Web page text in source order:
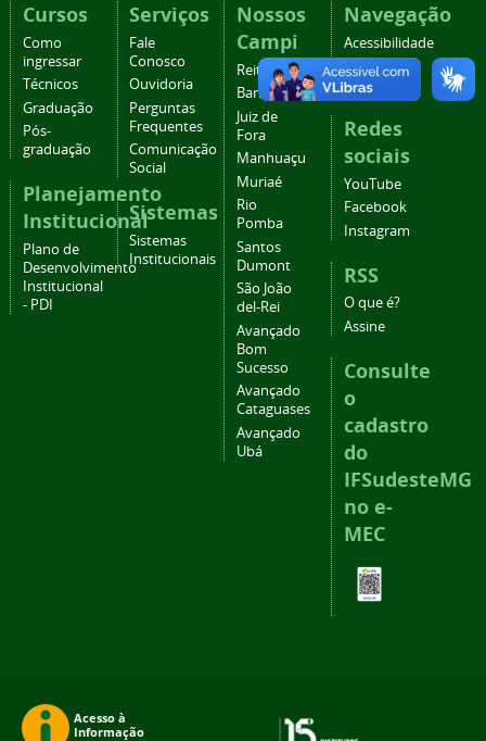
Cursos
Como
ingressar
Técnicos
Graduação
Pós-
graduação
Planejamento
Institucional
Plano de
Desenvolvimento
Institucional
- PDI
Serviços
Fale
Conosco
Ouvidoria
Perguntas
Frequentes
Comunicação
Social
Sistemas
Sistemas
Institucionais
Nossos
Campi
Reitoria
Barbacena
Juiz de
Fora
Manhuaçu
Muriaé
Rio
Pomba
Santos
Dumont
São João
del-Rei
Avançado
Bom
Sucesso
Avançado
Cataguases
Avançado
Ubá
Navegação
Acessibilidade
Mapa do
site
Redes
sociais
YouTube
Facebook
Instagram
RSS
O que é?
Assine
Consulte
o
cadastro
do
IFSudesteMG
no e-
MEC